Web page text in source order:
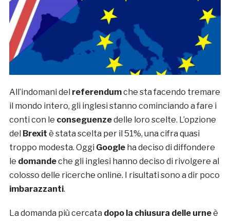
All’indomani del referendumche sta facendo tremare
il mondo intero, gli inglesi stanno cominciando a fare i
conti con le conseguenzedelle loro scelte. L’opzione
del Brexit è stata scelta per il 51%, una cifra quasi
troppo modesta. Oggi Googleha deciso di diffondere
le domandeche gli inglesi hanno deciso di rivolgere al
colosso delle ricerche online. I risultati sono a dir poco
imbarazzanti.
La domanda più cercata dopo la chiusura delle urneè